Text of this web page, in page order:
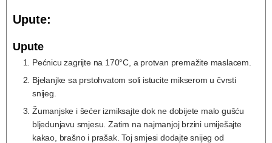
Upute:
Upute
Pećnicu zagrijte na 170°C, a protvan premažite maslacem.
Bjelanjke sa prstohvatom soli istucite mikserom u čvrsti
snijeg.
Žumanjske i šećer izmiksajte dok ne dobijete malo gušću
bljedunjavu smjesu. Zatim na najmanjoj brzini umiješajte
kakao, brašno i prašak. Toj smjesi dodajte snijeg od